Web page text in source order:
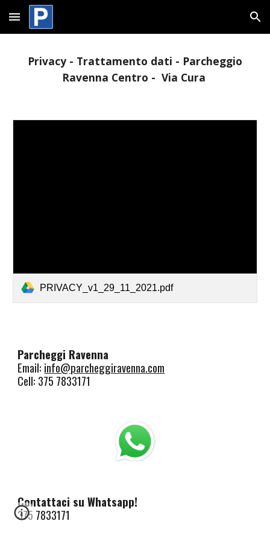
Skip to main content Skip to navigation
Privacy - Trattamento dati - Parcheggio
Ravenna Centro - Via Cura
PRIVACY_v1_29_11_2021.pdf
Parcheggi Ravenna
Email: info@parcheggiravenna.com
Cell: 375 7833171
Contattaci su Whatsapp!
375 7833171